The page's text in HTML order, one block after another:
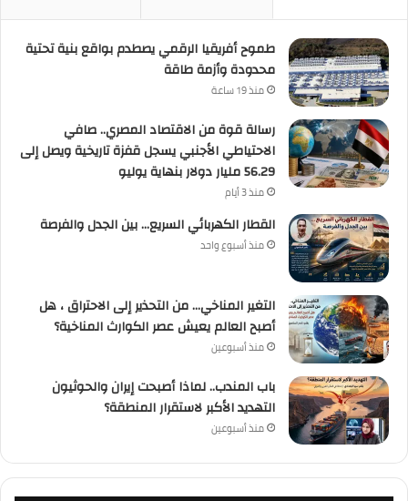
طموح أفريقيا الرقمي يصطدم بواقع بنية تحتية
محدودة وأزمة طاقة
منذ 19 ساعة
رسالة قوة من الاقتصاد المصري.. صافي
الاحتياطي الأجنبي يسجل قفزة تاريخية ويصل إلى
56.29 مليار دولار بنهاية يوليو
منذ 3 أيام
القطار الكهربائي السريع… بين الجدل والفرصة
منذ أسبوع واحد
التغير المناخي… من التحذير إلى الاحتراق ، هل
أصبح العالم يعيش عصر الكوارث المناخية؟
منذ أسبوعين
باب المندب.. لماذا أصبحت إيران والحوثيون
التهديد الأكبر لاستقرار المنطقة؟
منذ أسبوعين